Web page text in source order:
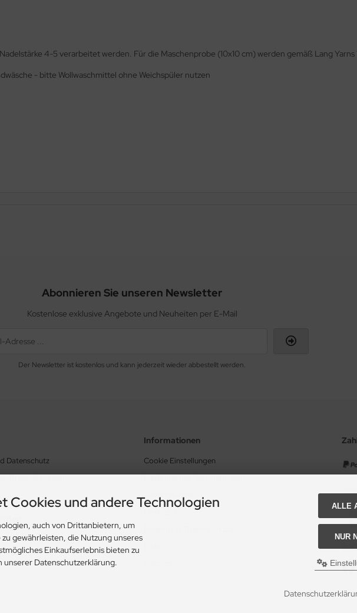
4-5 verarbeitet werden. Für die Maschenprobe (10x10 cm) werden gemäß Lang Yarns
- bitte Wollwaschmittel ohne Weichspüler nutzen
Abonnieren Sie unseren Newsletter
Kostenlose exklusive Angebote und Neuheiten per E-Mail
Der Newsletter ist kostenlos und kann jederzeit wieder abbestellt werden.
Datenschutz
Informationen
Cookie Einstellungen
Lieferung und Versandkosten
Zahlungsarten
Cookies und andere Technologien
auch von Drittanbietern, um
gewährleisten, die Nutzung unseres
Einkaufserlebnis bieten zu
unserer Datenschutzerklärung.
ALLE
NUR